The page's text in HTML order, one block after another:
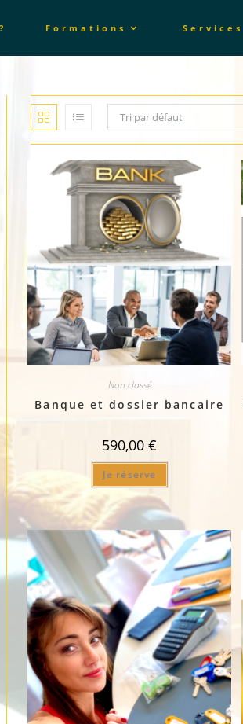
Formations Services
Tri par défaut
Non classé
Banque et dossier bancaire
590,00€
Je réserve